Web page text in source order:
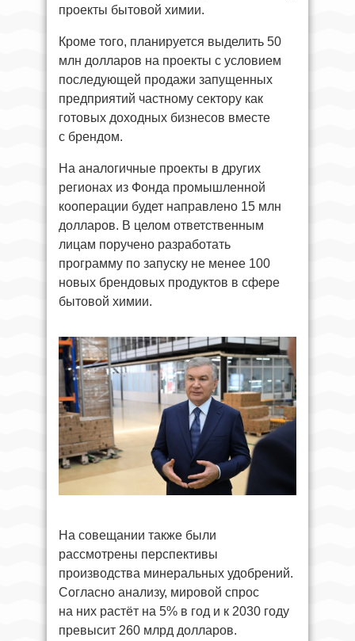
проекты бытовой химии.
Кроме того, планируется выделить 50
млн долларов на проекты с условием
последующей продажи запущенных
предприятий частному сектору как
готовых доходных бизнесов вместе
с брендом.
На аналогичные проекты в других
регионах из Фонда промышленной
кооперации будет направлено 15 млн
долларов. В целом ответственным
лицам поручено разработать
программу по запуску не менее 100
новых брендовых продуктов в сфере
бытовой химии.
На совещании также были
рассмотрены перспективы
производства минеральных удобрений.
Согласно анализу, мировой спрос
на них растёт на 5% в год и к 2030 году
превысит 260 млрд долларов.